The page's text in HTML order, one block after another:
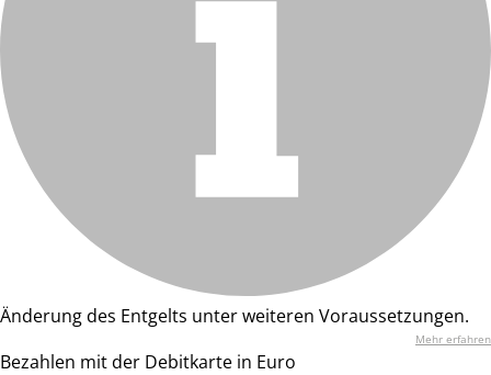
Änderung des Entgelts unter weiteren Voraussetzungen.
Mehr erfahren
Bezahlen mit der Debitkarte in Euro